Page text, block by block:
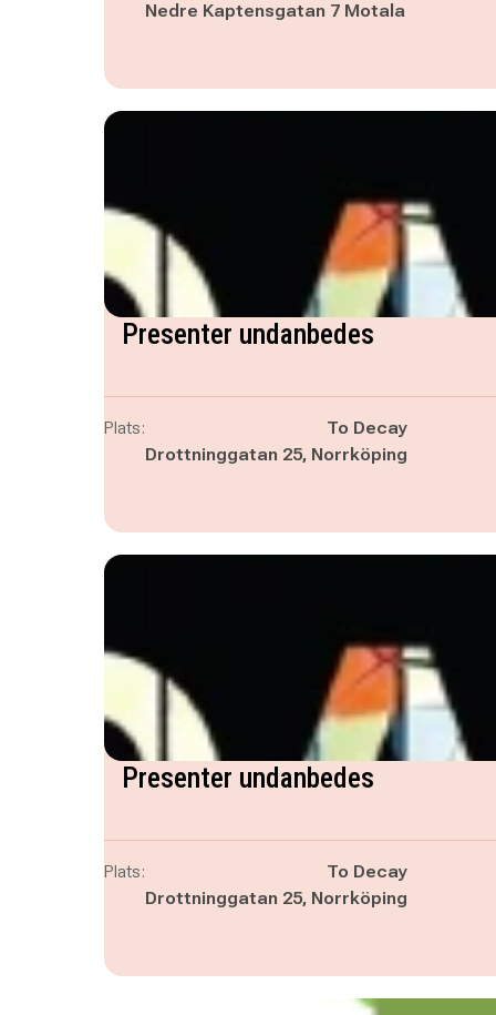
Nedre Kaptensgatan 7 Motala
Presenter undanbedes
Plats:
To Decay
Drottninggatan 25, Norrköping
Presenter undanbedes
Plats:
To Decay
Drottninggatan 25, Norrköping